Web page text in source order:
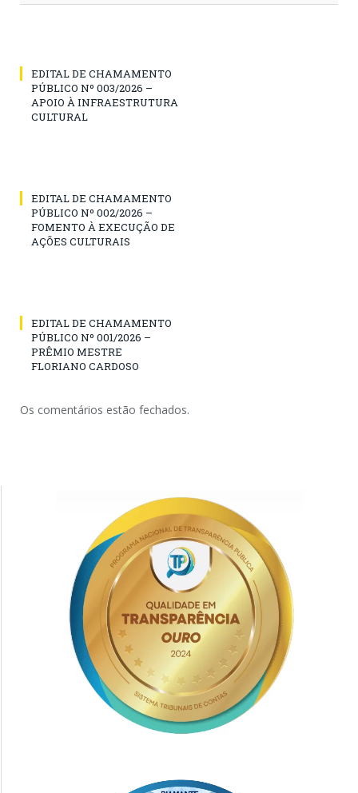
EDITAL DE CHAMAMENTO
PÚBLICO Nº 003/2026 –
APOIO À INFRAESTRUTURA
CULTURAL
EDITAL DE CHAMAMENTO
PÚBLICO Nº 002/2026 –
FOMENTO À EXECUÇÃO DE
AÇÕES CULTURAIS
EDITAL DE CHAMAMENTO
PÚBLICO Nº 001/2026 –
PRÊMIO MESTRE
FLORIANO CARDOSO
Os comentários estão fechados.